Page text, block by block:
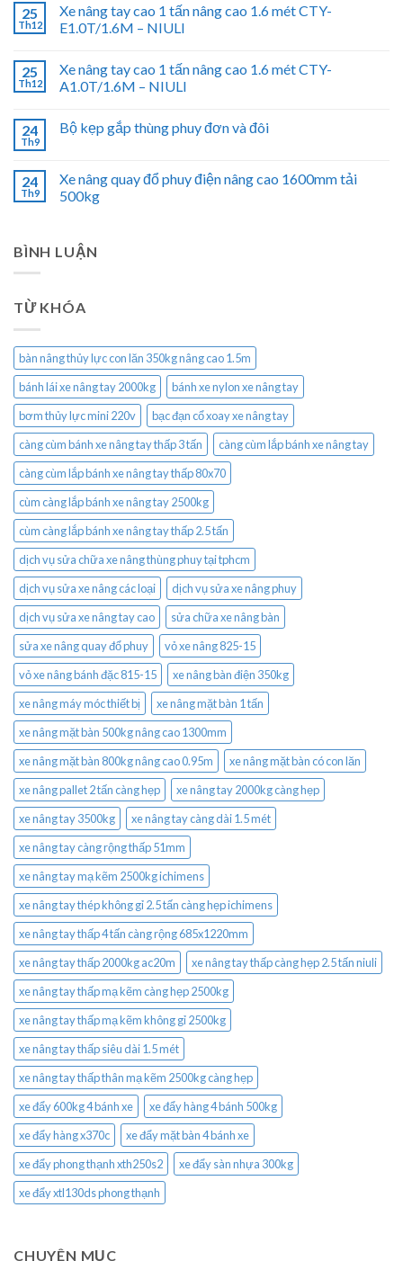
25
Th12
Xe nâng tay cao 1 tấn nâng cao 1.6 mét CTY-
E1.0T/1.6M – NIULI
25
Th12
Xe nâng tay cao 1 tấn nâng cao 1.6 mét CTY-
A1.0T/1.6M – NIULI
24
Th9
Bộ kẹp gắp thùng phuy đơn và đôi
24
Th9
Xe nâng quay đổ phuy điện nâng cao 1600mm tải
500kg
BÌNH LUẬN
TỪ KHÓA
bàn nâng thủy lực con lăn 350kg nâng cao 1.5m
bánh lái xe nâng tay 2000kg
bánh xe nylon xe nâng tay
bơm thủy lực mini 220v
bạc đạn cổ xoay xe nâng tay
càng cùm bánh xe nâng tay thấp 3 tấn
càng cùm lắp bánh xe nâng tay
càng cùm lắp bánh xe nâng tay thấp 80x70
cùm càng lắp bánh xe nâng tay 2500kg
cùm càng lắp bánh xe nâng tay thấp 2.5 tấn
dịch vụ sửa chữa xe nâng thùng phuy tại tphcm
dịch vụ sửa xe nâng các loại
dịch vụ sửa xe nâng phuy
dịch vụ sửa xe nâng tay cao
sửa chữa xe nâng bàn
sửa xe nâng quay đổ phuy
vỏ xe nâng 825-15
vỏ xe nâng bánh đặc 815-15
xe nâng bàn điện 350kg
xe nâng máy móc thiết bị
xe nâng mặt bàn 1 tấn
xe nâng mặt bàn 500kg nâng cao 1300mm
xe nâng mặt bàn 800kg nâng cao 0.95m
xe nâng mặt bàn có con lăn
xe nâng pallet 2 tấn càng hẹp
xe nâng tay 2000kg càng hẹp
xe nâng tay 3500kg
xe nâng tay càng dài 1.5 mét
xe nâng tay càng rộng thấp 51mm
xe nâng tay mạ kẽm 2500kg ichimens
xe nâng tay thép không gỉ 2.5 tấn càng hẹp ichimens
xe nâng tay thấp 4 tấn càng rộng 685x1220mm
xe nâng tay thấp 2000kg ac20m
xe nâng tay thấp càng hẹp 2.5 tấn niuli
xe nâng tay thấp mạ kẽm càng hẹp 2500kg
xe nâng tay thấp mạ kẽm không gỉ 2500kg
xe nâng tay thấp siêu dài 1.5 mét
xe nâng tay thấp thân mạ kẽm 2500kg càng hẹp
xe đẩy 600kg 4 bánh xe
xe đẩy hàng 4 bánh 500kg
xe đẩy hàng x370c
xe đẩy mặt bàn 4 bánh xe
xe đẩy phong thạnh xth250s2
xe đẩy sàn nhựa 300kg
xe đẩy xtl130ds phong thạnh
CHUYÊN MỤC